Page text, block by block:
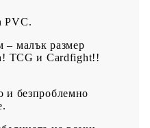
PVC.
– малък размер
TCG и Cardfight!!
и безпроблемно